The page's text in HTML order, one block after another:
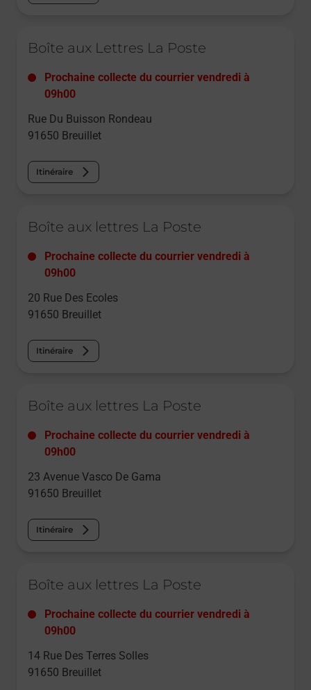
Boîte aux Lettres La Poste
Prochaine collecte du courrier vendredi à
09h00
Rue Du Buisson Rondeau
91650 Breuillet
Itinéraire
Boîte aux lettres La Poste
Prochaine collecte du courrier vendredi à
09h00
20 Rue Des Ecoles
91650 Breuillet
Itinéraire
Boîte aux lettres La Poste
Prochaine collecte du courrier vendredi à
09h00
23 Avenue Vasco De Gama
91650 Breuillet
Itinéraire
Boîte aux lettres La Poste
Prochaine collecte du courrier vendredi à
09h00
14 Rue Des Terres Solles
91650 Breuillet